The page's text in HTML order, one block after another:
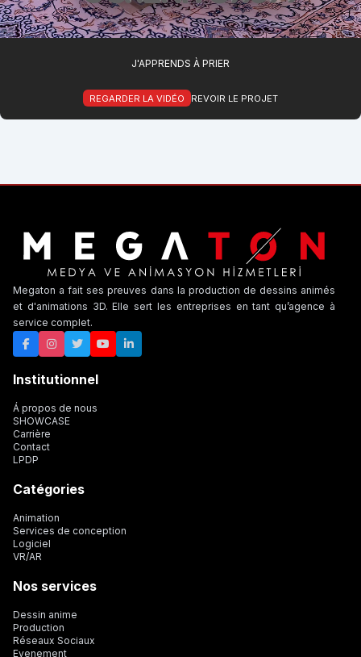
J'APPRENDS À PRIER
REGARDER LA VIDÉO REVOIR LE PROJET
Megaton a fait ses preuves dans la production de dessins animés
et d'animations 3D. Elle sert les entreprises en tant qu’agence à
service complet.
Institutionnel
Á propos de nous
SHOWCASE
Carrière
Contact
LPDP
Catégories
Animation
Services de conception
Logiciel
VR/AR
Nos services
Dessin anime
Production
Réseaux Sociaux
Evenement